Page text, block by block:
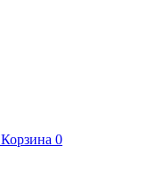
Корзина 0